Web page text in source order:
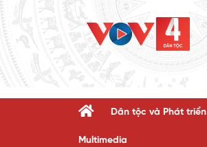
Dân tộc và Phát triển
Multimedia